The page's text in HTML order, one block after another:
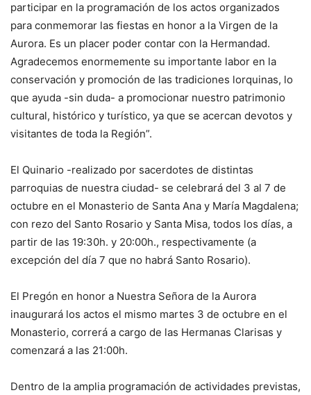
participar en la programación de los actos organizados
para conmemorar las fiestas en honor a la Virgen de la
Aurora. Es un placer poder contar con la Hermandad.
Agradecemos enormemente su importante labor en la
conservación y promoción de las tradiciones lorquinas, lo
que ayuda -sin duda- a promocionar nuestro patrimonio
cultural, histórico y turístico, ya que se acercan devotos y
visitantes de toda la Región”.
El Quinario -realizado por sacerdotes de distintas
parroquias de nuestra ciudad- se celebrará del 3 al 7 de
octubre en el Monasterio de Santa Ana y María Magdalena;
con rezo del Santo Rosario y Santa Misa, todos los días, a
partir de las 19:30h. y 20:00h., respectivamente (a
excepción del día 7 que no habrá Santo Rosario).
El Pregón en honor a Nuestra Señora de la Aurora
inaugurará los actos el mismo martes 3 de octubre en el
Monasterio, correrá a cargo de las Hermanas Clarisas y
comenzará a las 21:00h.
Dentro de la amplia programación de actividades previstas,